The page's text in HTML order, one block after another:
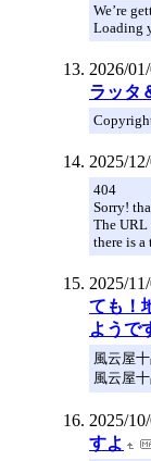
We’re
Loading
2026/
ラッタ
2025/
404
Sorry!
The URL
there is a
2025/
ても！
ようで
風云屋
風云屋
2025/
すよ